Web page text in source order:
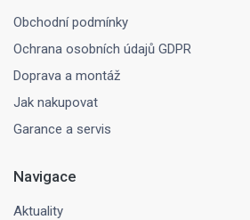
Obchodní podmínky
Ochrana osobních údajů GDPR
Doprava a montáž
Jak nakupovat
Garance a servis
Navigace
Aktuality